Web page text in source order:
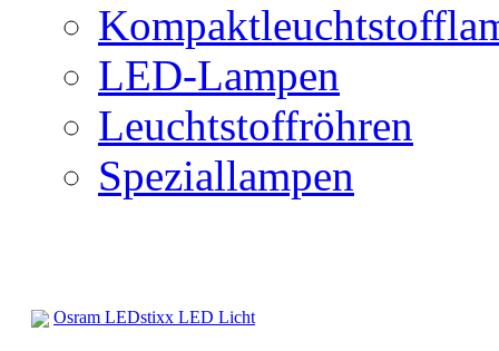
LED-Lampen
Leuchtstoffröhren
Speziallampen
Osram LEDstixx LED Licht